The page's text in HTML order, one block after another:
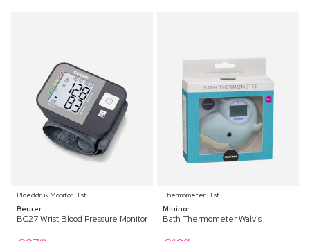
Bloeddruk Monitor ⋅ 1 st
Beurer
BC27 Wrist Blood Pressure Monitor
Thermometer ⋅ 1 st
Mininor
Bath Thermometer Walvis